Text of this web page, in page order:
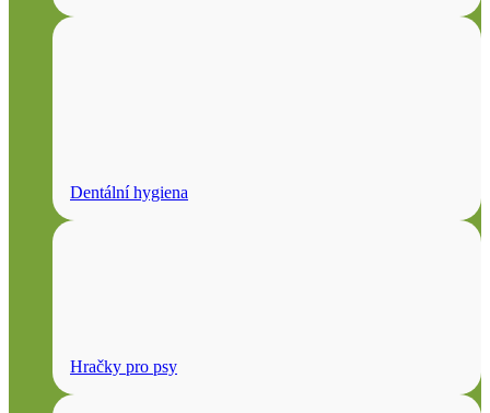
Dentální hygiena
Hračky pro psy